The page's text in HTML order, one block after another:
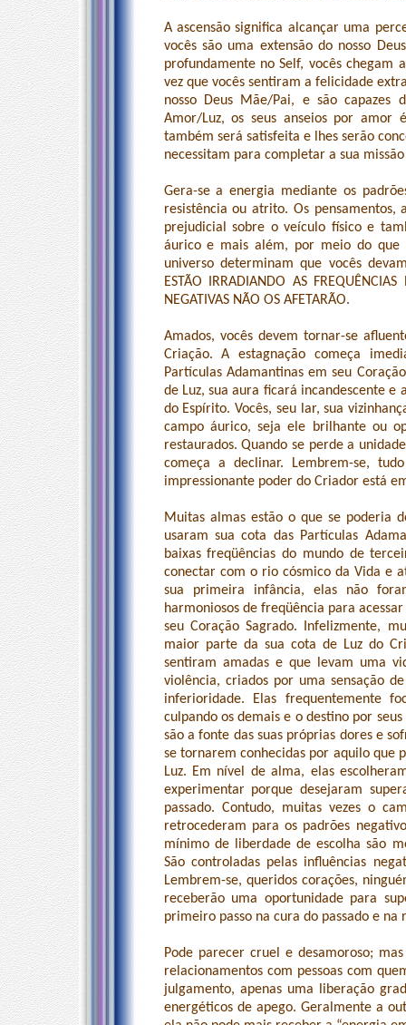
A ascensão significa alcançar uma
vocês são uma extensão do nosso
profundamente no Self, vocês chegam
vez que vocês sentiram a felicidade
nosso Deus Mãe/Pai, e são capazes
Amor/Luz, os seus anseios por amor
também será satisfeita e lhes serão
necessitam para completar a sua
Gera-se a energia mediante os
resistência ou atrito. Os
prejudicial sobre o veículo físico e
áurico e mais além, por meio do
universo determinam que vocês
ESTÃO IRRADIANDO AS
NEGATIVAS NÃO OS AFETARÃO.
Amados, vocês devem tornar-se
Criação. A estagnação começa
Partículas Adamantinas em seu
de Luz, sua aura ficará incandescente
do Espírito. Vocês, seu lar, sua
campo áurico, seja ele brilhante ou
restaurados. Quando se perde a
começa a declinar. Lembrem-se,
impressionante poder do Criador está
Muitas almas estão o que se poderia
usaram sua cota das Partículas
baixas freqüências do mundo de
conectar com o rio cósmico da Vida e
sua primeira infância, elas não
harmoniosos de freqüência para
seu Coração Sagrado. Infelizmente,
maior parte da sua cota de Luz do
sentiram amadas e que levam uma
violência, criados por uma sensação
inferioridade. Elas frequentemente
culpando os demais e o destino por
são a fonte das suas próprias dores e
se tornarem conhecidas por aquilo que
Luz. Em nível de alma, elas
experimentar porque desejaram
passado. Contudo, muitas vezes o
retrocederam para os padrões
mínimo de liberdade de escolha são
São controladas pelas influências
Lembrem-se, queridos corações,
receberão uma oportunidade para
primeiro passo na cura do passado e na
Pode parecer cruel e desamoroso;
relacionamentos com pessoas com
julgamento, apenas uma liberação
energéticos de apego. Geralmente a